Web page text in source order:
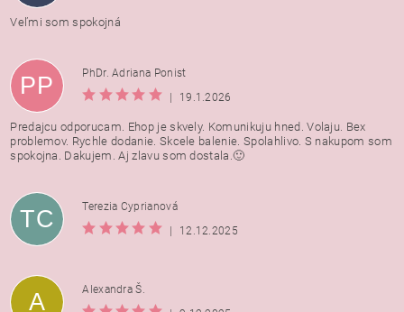
Veľmi som spokojná
PP
PhDr. Adriana Ponist
|
19.1.2026
Predajcu odporucam. Ehop je skvely. Komunikuju hned. Volaju. Bex
problemov. Rychle dodanie. Skcele balenie. Spolahlivo. S nakupom som
spokojna. Dakujem. Aj zlavu som dostala.🙂
TC
Terezia Cyprianová
|
12.12.2025
A
Alexandra Š.